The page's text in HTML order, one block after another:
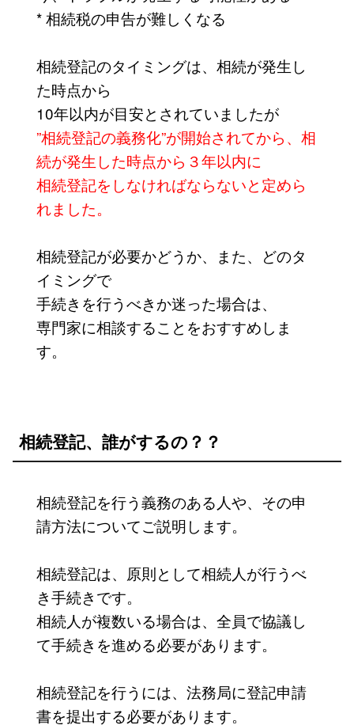
* 相続税の申告が難しくなる
相続登記のタイミングは、相続が発生し
た時点から
10年以内が目安とされていましたが
”相続登記の義務化”が開始されてから、相
続が発生した時点から３年以内に
相続登記をしなければならないと定めら
れました。
相続登記が必要かどうか、また、どのタ
イミングで
手続きを行うべきか迷った場合は、
専門家に相談することをおすすめしま
す。
相続登記、誰がするの？？
相続登記を行う義務のある人や、その申
請方法についてご説明します。
相続登記は、原則として相続人が行うべ
き手続きです。
相続人が複数いる場合は、全員で協議し
て手続きを進める必要があります。
相続登記を行うには、法務局に登記申請
書を提出する必要があります。